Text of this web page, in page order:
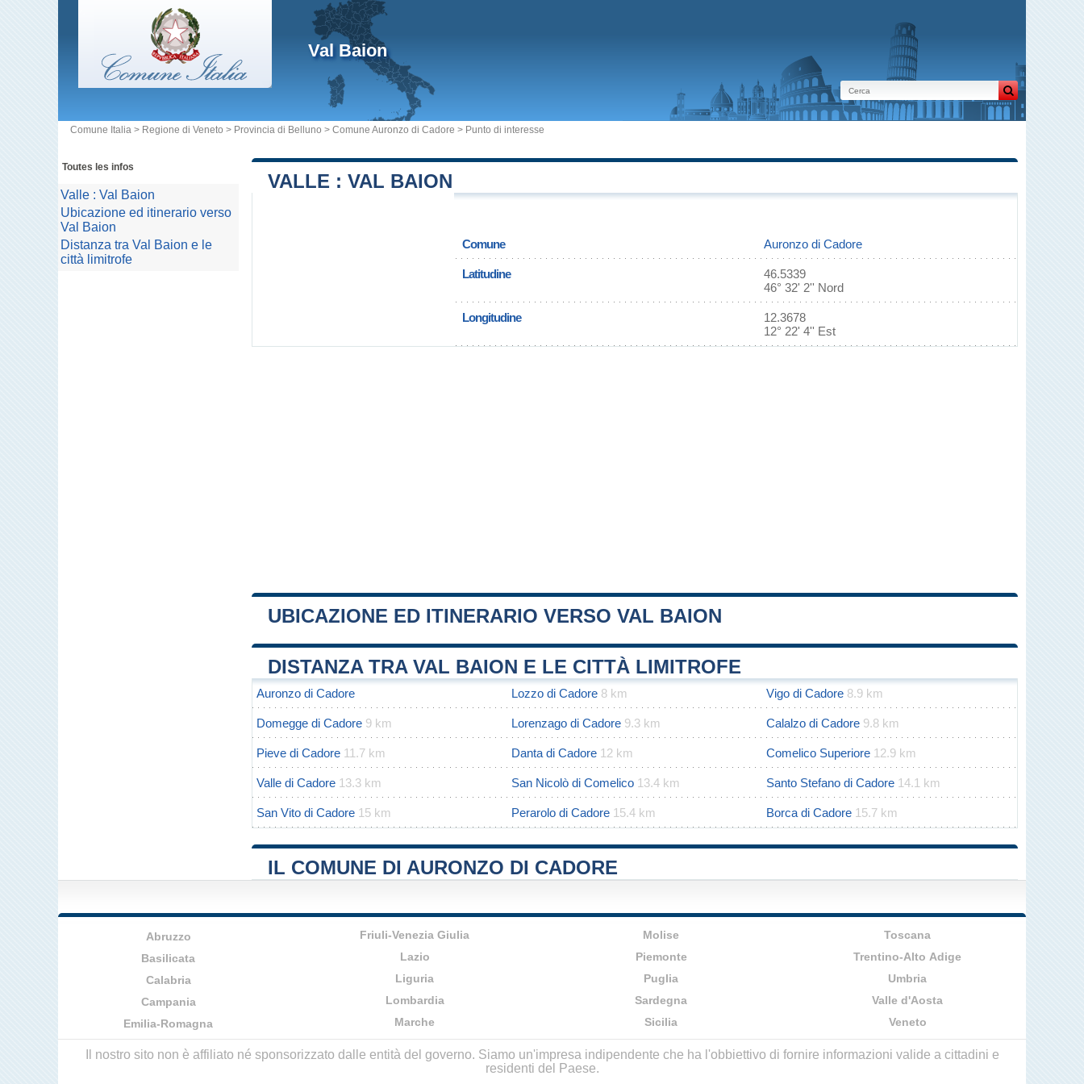
Val Baion
Comune Italia > Regione di Veneto > Provincia di Belluno > Comune Auronzo di Cadore > Punto di interesse
VALLE : VAL BAION
Comune Auronzo di Cadore
Latitudine
46.5339
46° 32' 2'' Nord
Longitudine
12.3678
12° 22' 4'' Est
UBICAZIONE ED ITINERARIO VERSO VAL BAION
+
−
DISTANZA TRA VAL BAION E LE CITTÀ LIMITROFE
Auronzo di Cadore Lozzo di Cadore 8 km Vigo di Cadore 8.9 km
Domegge di Cadore 9 km Lorenzago di Cadore 9.3 km Calalzo di Cadore 9.8 km
Pieve di Cadore 11.7 km Danta di Cadore 12 km Comelico Superiore 12.9 km
Valle di Cadore 13.3 km San Nicolò di Comelico 13.4 km Santo Stefano di Cadore 14.1 km
San Vito di Cadore 15 km Perarolo di Cadore 15.4 km Borca di Cadore 15.7 km
IL COMUNE DI AURONZO DI CADORE
Toutes les infos
Valle : Val Baion
Ubicazione ed itinerario verso
Val Baion
Distanza tra Val Baion e le
città limitrofe
Abruzzo
Basilicata
Calabria
Campania
Emilia-Romagna
Friuli-Venezia Giulia
Lazio
Liguria
Lombardia
Marche
Molise
Piemonte
Puglia
Sardegna
Sicilia
Toscana
Trentino-Alto Adige
Umbria
Valle d'Aosta
Veneto
Il nostro sito non è affiliato né sponsorizzato dalle entità del governo. Siamo un'impresa indipendente che ha l'obbiettivo di fornire informazioni valide a cittadini e
residenti del Paese.